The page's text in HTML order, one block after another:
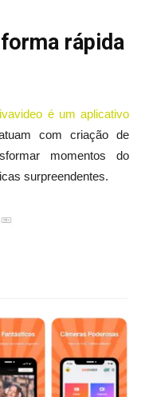
rápida
é um aplicativo
com criação de
momentos do
surpreendentes.